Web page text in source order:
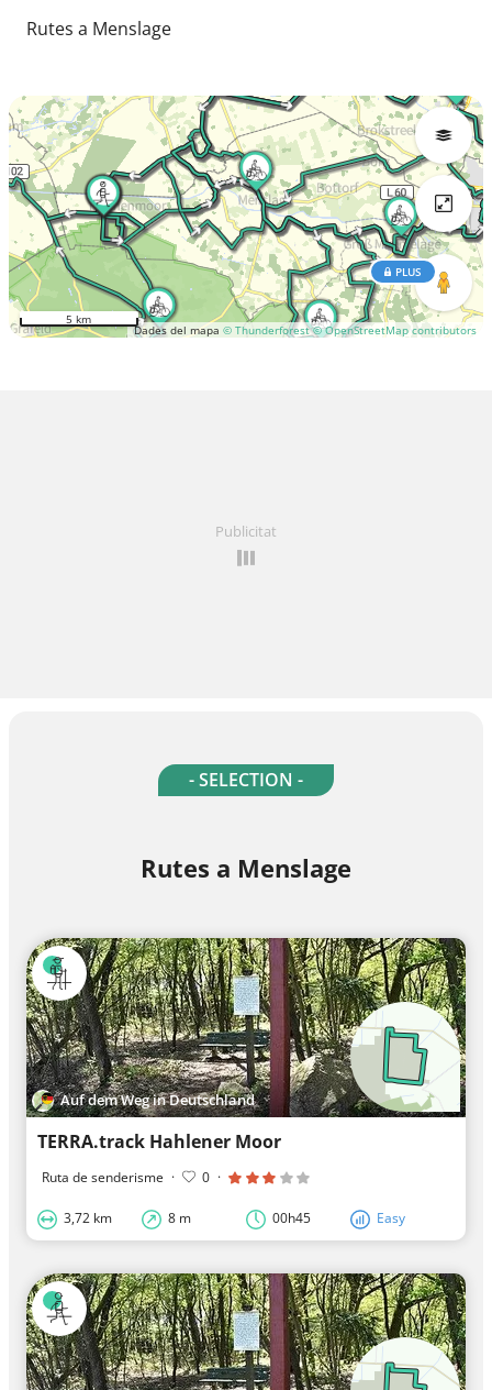
Rutes a Menslage
Dades del mapa © Thunderforest © OpenStreetMap contributors
PLUS
5 km
Publicitat
- SELECTION -
Rutes a Menslage
Auf dem Weg in Deutschland
TERRA.track Hahlener Moor
Ruta de senderisme · 0 ·
3,72 km 8 m 00h45 Easy